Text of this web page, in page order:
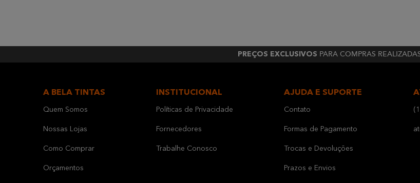
PREÇOS EXCLUSIVOS PARA COMPRAS
A BELA TINTAS
Quem Somos
Nossas Lojas
Como Comprar
Orçamentos
INSTITUCIONAL
Políticas de Privacidade
Fornecedores
Trabalhe Conosco
AJUDA E SUPORTE
Contato
Formas de Pagamento
Trocas e Devoluções
Prazos e Envios